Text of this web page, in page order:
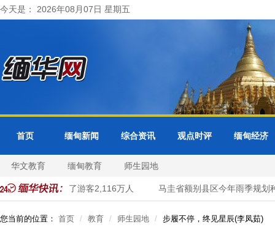
今天是： 2026年08月07日 星期五
首页 缅甸新闻 综合资讯 观点时评 缅甸经济
华文教育 缅甸教育 师生园地
70个月接待了游客2,116万人 马圭省额别县区今年雨季规划种
您当前的位置： 首页 教育 师生园地 步履不停，终见星辰(李凤茹)